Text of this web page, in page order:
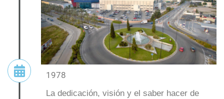
1978
La dedicación, visión y el saber hacer de